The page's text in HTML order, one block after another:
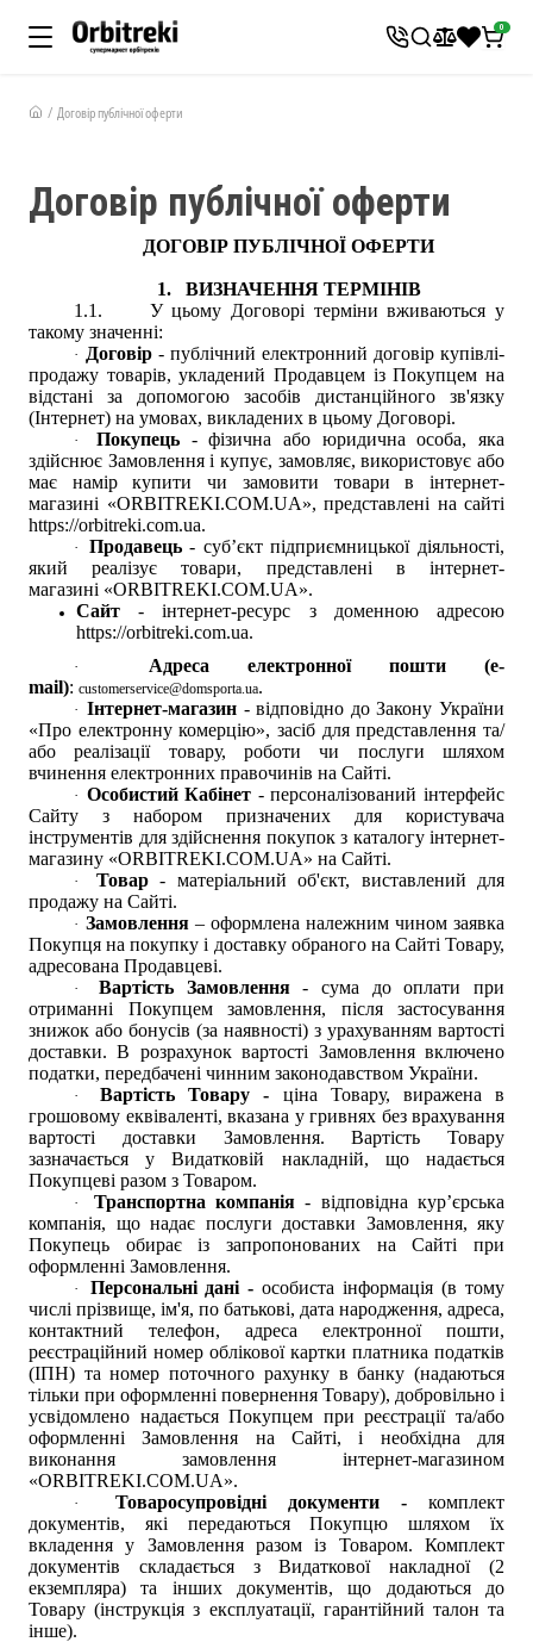
0
Договір публічної оферти
Договір публічної оферти
ДОГОВІР ПУБЛІЧНОЇ ОФЕРТИ
1.
ВИЗНАЧЕННЯ ТЕРМІНІВ
1.1.
У цьому Договорі терміни вживаються у
такому значенні:
· Договір - публічний електронний договір купівлі-
продажу товарів, укладений Продавцем із Покупцем на
відстані за допомогою засобів дистанційного зв'язку
(Інтернет) на умовах, викладених в цьому Договорі.
· Покупець - фізична або юридична особа, яка
здійснює Замовлення і купує, замовляє, використовує або
має намір купити чи замовити товари в інтернет-
магазині «ORBITREKI.COM.UA», представлені на сайті
https://orbitreki.com.ua.
· Продавець- суб’єкт підприємницької діяльності,
який реалізує товари, представлені в інтернет-
магазині «ORBITREKI.COM.UA».
Сайт- інтернет-ресурс з доменною адресою
https://orbitreki.com.ua.
·
Адреса електронної пошти (e-
mail): customerservice@domsporta.ua.
· Інтернет-магазин -відповідно до Закону України
«Про електронну комерцію», засіб для представлення та/
або реалізації товару, роботи чи послуги шляхом
вчинення електронних правочинів на Сайті.
· Особистий Кабінет - персоналізований інтерфейс
Сайту з набором призначених для користувача
інструментів для здійснення покупок з каталогу інтернет-
магазину «ORBITREKI.COM.UA» на Сайті.
· Товар- матеріальний об'єкт, виставлений для
продажу на Сайті.
· Замовлення– оформлена належним чином заявка
Покупця на покупку і доставку обраного на Сайті Товару,
адресована Продавцеві.
· Вартість Замовлення- сума до оплати при
отриманні Покупцем замовлення, після застосування
знижок або бонусів (за наявності) з урахуванням вартості
доставки. В розрахунок вартості Замовлення включено
податки, передбачені чинним законодавством України.
· Вартість Товару - ціна Товару, виражена в
грошовому еквіваленті, вказана у гривнях без врахування
вартості доставки Замовлення. Вартість Товару
зазначається у Видатковій накладній, що надається
Покупцеві разом з Товаром.
· Транспортна компанія- відповідна кур’єрська
компанія, що надає послуги доставки Замовлення, яку
Покупець обирає із запропонованих на Сайті при
оформленні Замовлення.
· Персональні дані - особиста інформація (в тому
числі прізвище, ім'я, по батькові, дата народження, адреса,
контактний телефон, адреса електронної пошти,
реєстраційний номер облікової картки платника податків
(ІПН) та номер поточного рахунку в банку (надаються
тільки при оформленні повернення Товару), добровільно і
усвідомлено надається Покупцем при реєстрації та/або
оформленні Замовлення на Сайті, і необхідна для
виконання замовлення інтернет-магазином
«ORBITREKI.COM.UA».
· Товаросупровідні документи - комплект
документів, які передаються Покупцю шляхом їх
вкладення у Замовлення разом із Товаром. Комплект
документів складається з Видаткової накладної (2
екземпляра) та інших документів, що додаються до
Товару (інструкція з експлуатації, гарантійний талон та
інше).